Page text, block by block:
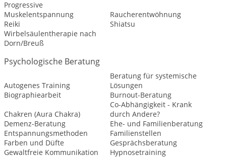
Progressive
Muskelentspannung
Raucherentwöhnung
Reiki
Shiatsu
Wirbelsäulentherapie nach
Dorn/Breuß
Psychologische Beratung
Autogenes Training
Beratung für systemische
Lösungen
Biographiearbeit
Burnout-Beratung
Chakren (Aura Chakra)
Co-Abhängigkeit - Krank
durch Andere?
Demenz-Beratung
Ehe- und Familienberatung
Entspannungsmethoden
Familienstellen
Farben und Düfte
Gesprächsberatung
Gewaltfreie Kommunikation
Hypnosetraining